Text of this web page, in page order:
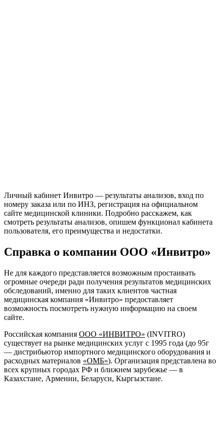
Личный кабинет Инвитро — результаты анализов, вход по
номеру заказа или по ИНЗ, регистрация на официальном
сайте медицинской клиники. Подробно расскажем, как
смотреть результаты анализов, опишем функционал кабинета
пользователя, его преимущества и недостатки.
Справка о компании ООО «Инвитро»
Не для каждого представляется возможным простаивать
огромные очереди ради получения результатов медицинских
обследований, именно для таких клиентов частная
медицинская компания «Инвитро» предоставляет
возможность посмотреть нужную информацию на своем
сайте.
Российская компания ООО «ИНВИТРО» (INVITRO)
существует на рынке медицинских услуг с 1995 года (до 95г
— дистрибьютор импортного медицинского оборудования и
расходных материалов «ОМБ»). Организация представлена во
всех крупных городах РФ и ближнем зарубежье — в
Казахстане, Армении, Беларуси, Кыргызстане.